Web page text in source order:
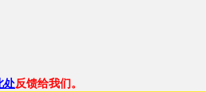
处反馈给我们。